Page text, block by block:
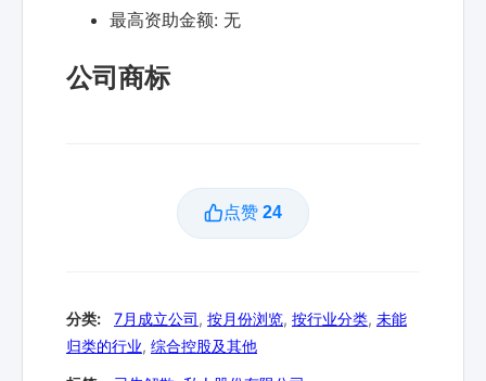
最高资助金额: 无
公司商标
点赞 24
分类: 7月成立公司, 按月份浏览, 按行业分类, 未能
归类的行业, 综合控股及其他